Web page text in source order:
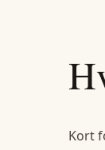
Kort